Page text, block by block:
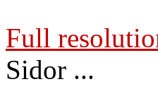
Full
Sidor ...